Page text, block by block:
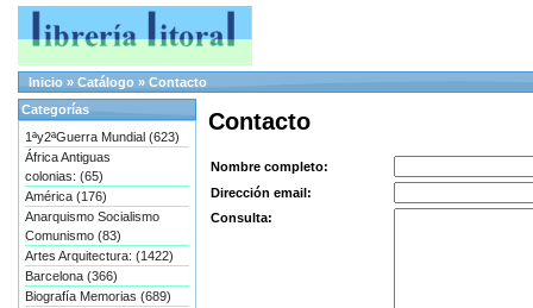
Inicio » Catálogo » Contacto
Contacto
Nombre completo:
Dirección email:
Consulta:
Categorías
1ªy2ªGuerra Mundial (623)
África Antiguas
colonias: (65)
América (176)
Anarquismo Socialismo
Comunismo (83)
Artes Arquitectura: (1422)
Barcelona (366)
Biografía Memorias (689)